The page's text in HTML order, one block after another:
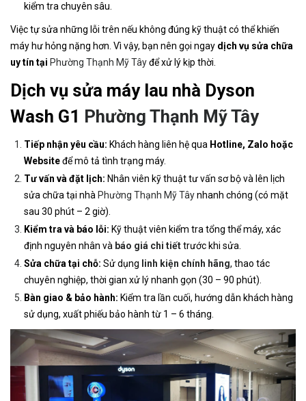
kiểm tra chuyên sâu.
Việc tự sửa những lỗi trên nếu không đúng kỹ thuật có thể khiến
máy hư hỏng nặng hơn. Vì vậy, bạn nên gọi ngay dịch vụ sửa chữa
uy tín tại Phường Thạnh Mỹ Tâyđể xử lý kịp thời.
Dịch vụ sửa máy lau nhà Dyson
Wash G1 Phường Thạnh Mỹ Tây
Tiếp nhận yêu cầu: Khách hàng liên hệ qua Hotline, Zalo hoặc
Websiteđể mô tả tình trạng máy.
Tư vấn và đặt lịch: Nhân viên kỹ thuật tư vấn sơ bộ và lên lịch
sửa chữa tại nhà Phường Thạnh Mỹ Tâynhanh chóng (có mặt
sau 30 phút – 2 giờ).
Kiểm tra và báo lỗi: Kỹ thuật viên kiểm tra tổng thể máy, xác
định nguyên nhân và báo giá chi tiếttrước khi sửa.
Sửa chữa tại chỗ: Sử dụng linh kiện chính hãng, thao tác
chuyên nghiệp, thời gian xử lý nhanh gọn (30 – 90 phút).
Bàn giao & bảo hành: Kiểm tra lần cuối, hướng dẫn khách hàng
sử dụng, xuất phiếu bảo hành từ 1 – 6 tháng.